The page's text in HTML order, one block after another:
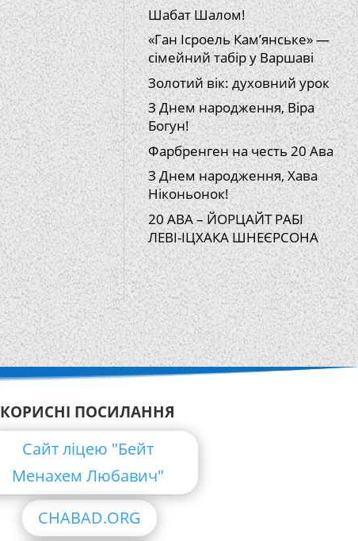
Шабат Шалом!
«Ган Ісроель Кам’янське» —
сімейний табір у Варшаві
Золотий вік: духовний урок
З Днем народження, Віра
Богун!
Фарбренген на честь 20 Ава
З Днем народження, Хава
Ніконьонок!
20 АВА – ЙОРЦАЙТ РАБІ
ЛЕВІ-ІЦХАКА ШНЕЄРСОНА
КОРИСНІ ПОСИЛАННЯ
Сайт ліцею "Бейт
Менахем Любавич"
CHABAD.ORG